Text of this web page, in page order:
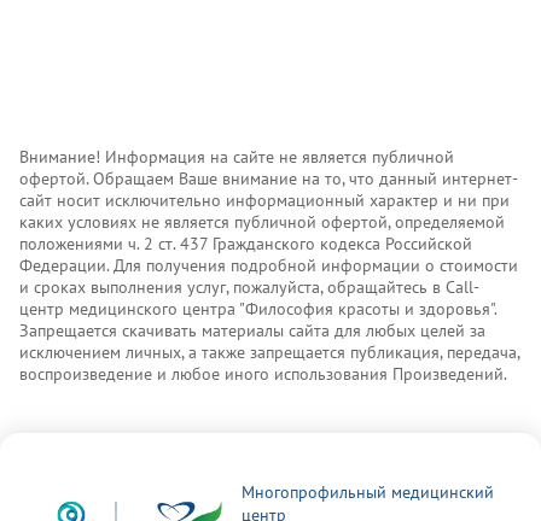
Внимание! Информация на сайте не является публичной
офертой. Обращаем Ваше внимание на то, что данный интернет-
сайт носит исключительно информационный характер и ни при
каких условиях не является публичной офертой, определяемой
положениями ч. 2 ст. 437 Гражданского кодекса Российской
Федерации. Для получения подробной информации о стоимости
и сроках выполнения услуг, пожалуйста, обращайтесь в Call-
центр медицинского центра "Философия красоты и здоровья".
Запрещается скачивать материалы сайта для любых целей за
исключением личных, а также запрещается публикация, передача,
воспроизведение и любое иного использования Произведений.
Многопрофильный медицинский
центр